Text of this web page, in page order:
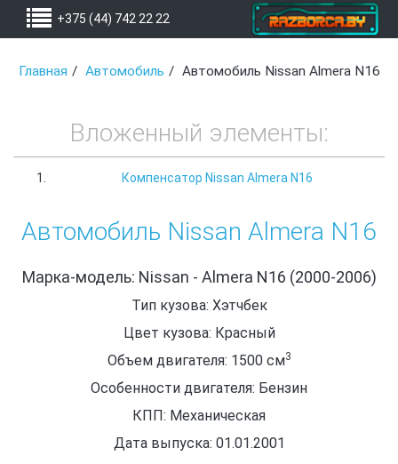
+375 (44) 742 22 22
Главная Автомобиль Автомобиль Nissan Almera N16
Вложенный элементы:
Компенсатор Nissan Almera N16
Автомобиль Nissan Almera N16
Марка-модель: Nissan - Almera N16 (2000-2006)
Тип кузова: Хэтчбек
Цвет кузова: Красный
Объем двигателя: 1500 см3
Особенности двигателя: Бензин
КПП: Механическая
Дата выпуска: 01.01.2001